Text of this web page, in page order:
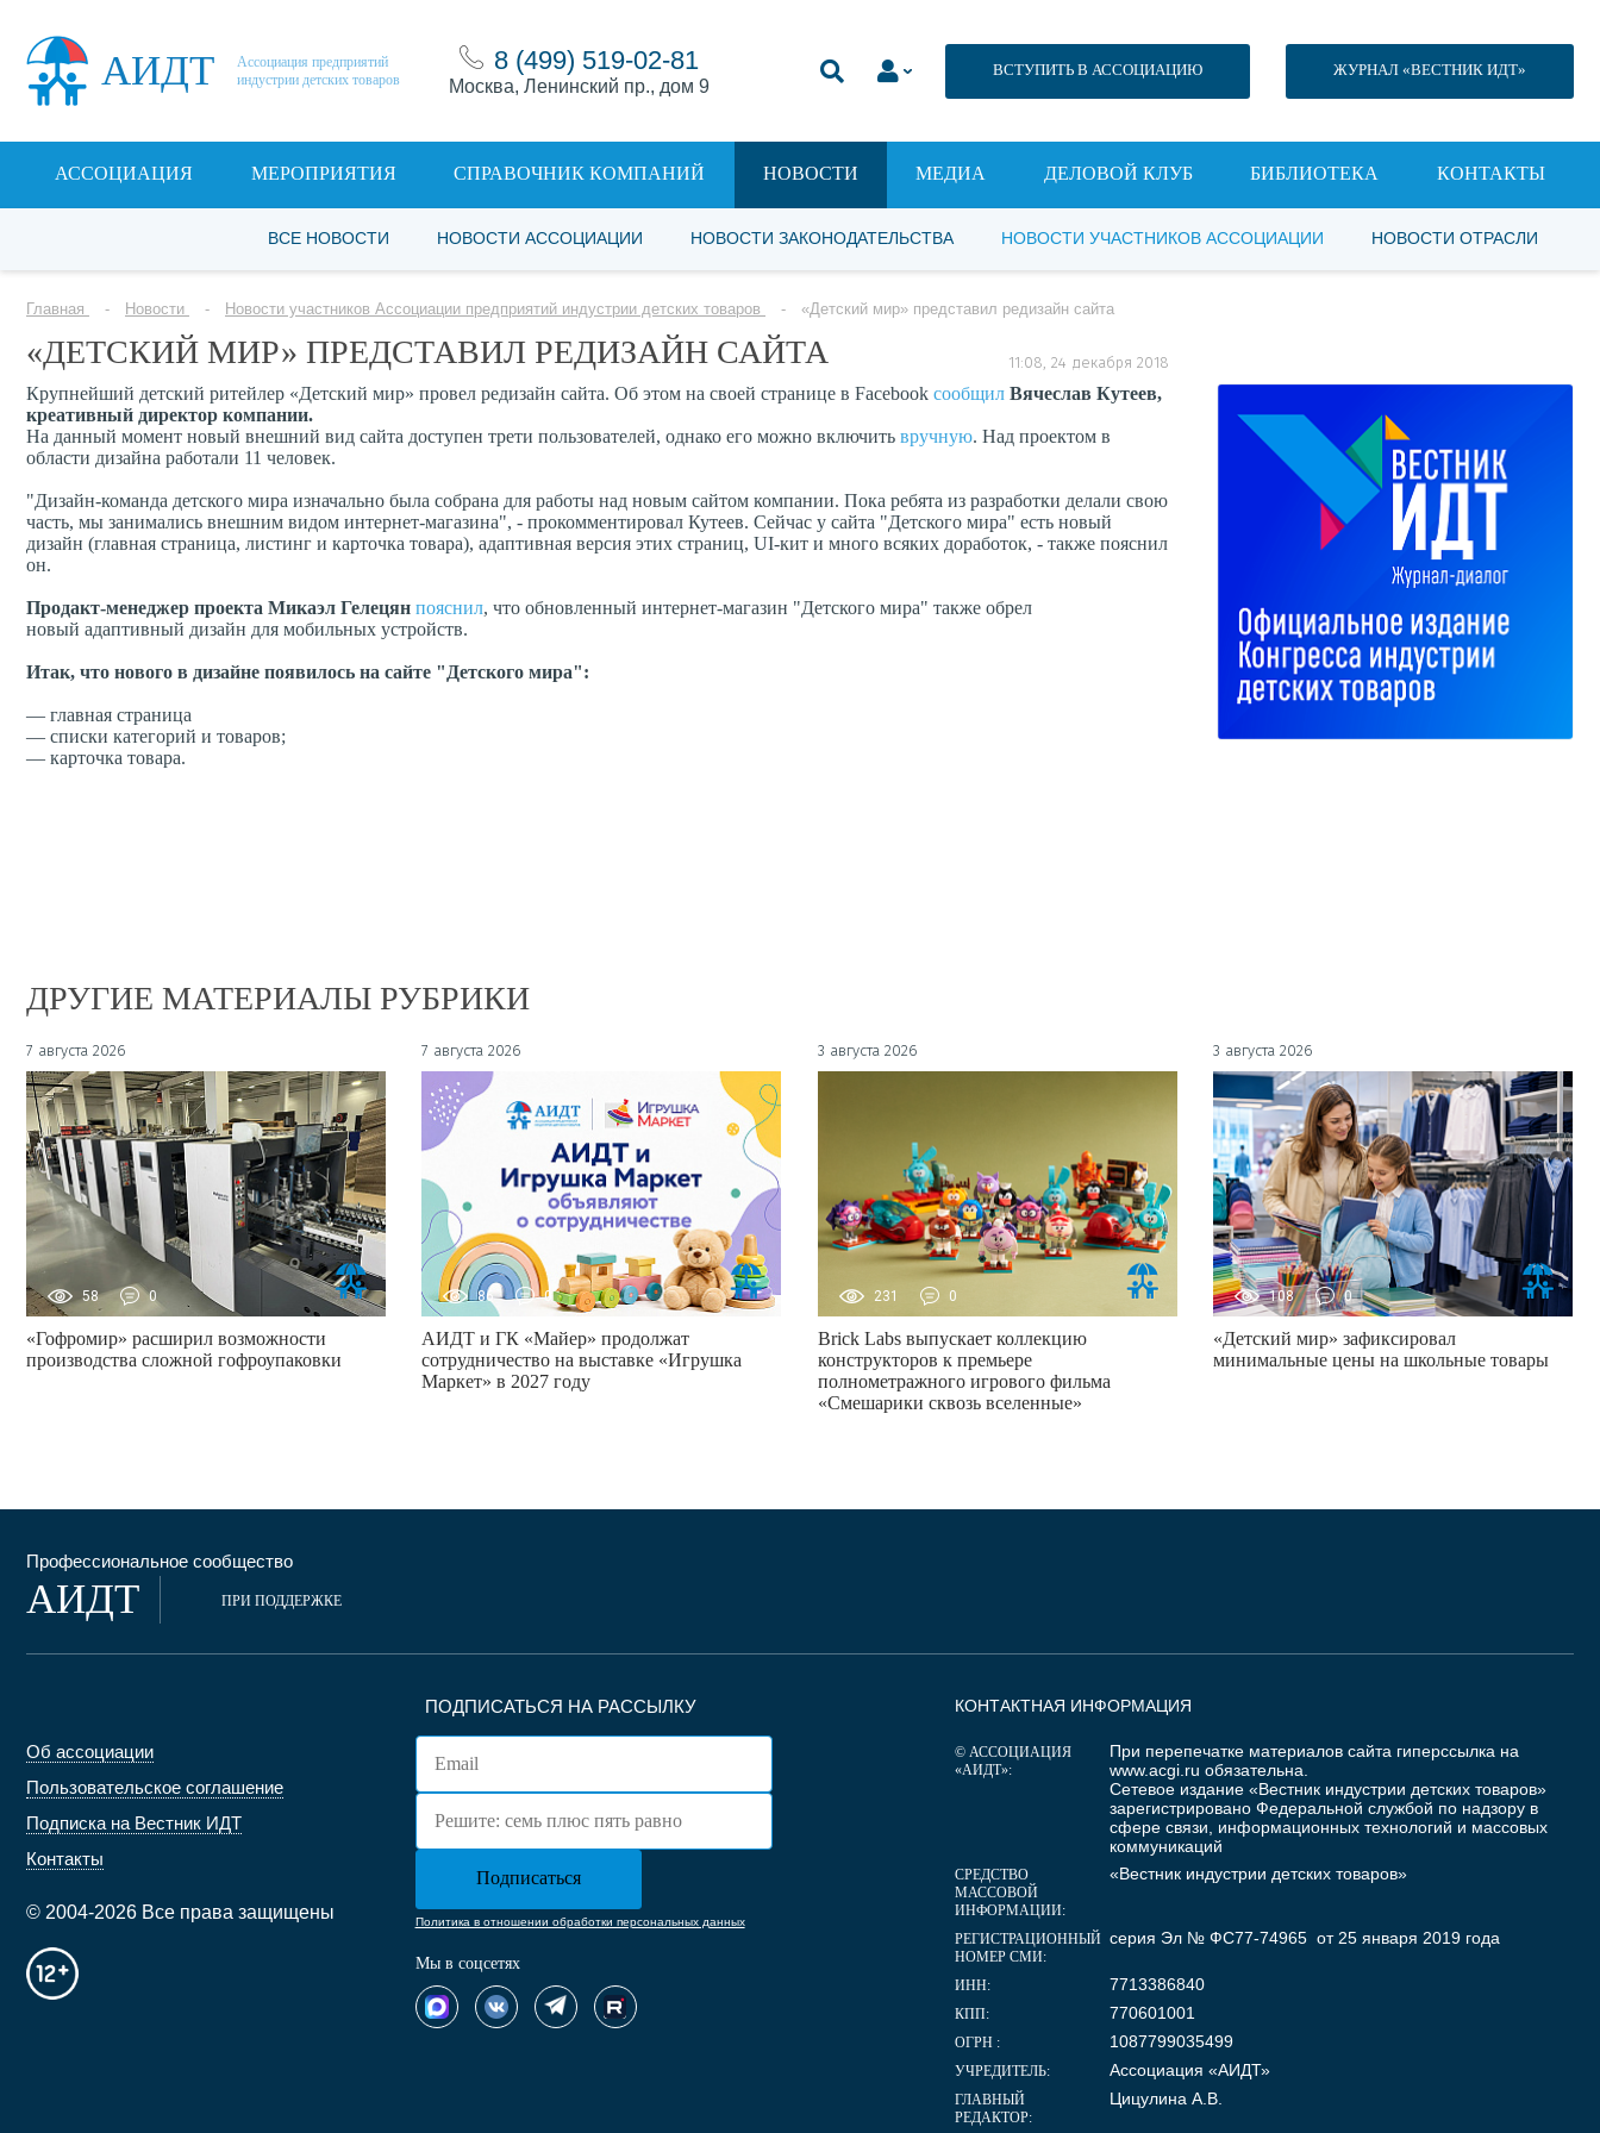
АИДТ
Ассоциация предприятий
индустрии детских товаров
8 (499) 519-02-81
Москва, Ленинский пр., дом 9
ВСТУПИТЬ В АССОЦИАЦИЮ ЖУРНАЛ «ВЕСТНИК ИДТ»
АССОЦИАЦИЯ МЕРОПРИЯТИЯ СПРАВОЧНИК КОМПАНИЙ НОВОСТИ МЕДИА ДЕЛОВОЙ КЛУБ БИБЛИОТЕКА КОНТАКТЫ
ВСЕ НОВОСТИ НОВОСТИ АССОЦИАЦИИ НОВОСТИ ЗАКОНОДАТЕЛЬСТВА НОВОСТИ УЧАСТНИКОВ АССОЦИАЦИИ НОВОСТИ ОТРАСЛИ
Главная Новости Новости участников Ассоциации предприятий индустрии детских товаров «Детский мир» представил редизайн сайта
«ДЕТСКИЙ МИР» ПРЕДСТАВИЛ РЕДИЗАЙН САЙТА 11:08, 24 декабря 2018
Крупнейший детский ритейлер «Детский мир» провел редизайн сайта. Об этом на своей странице в Facebook сообщил Вячеслав Кутеев,
креативный директор компании.
На данный момент новый внешний вид сайта доступен трети пользователей, однако его можно включить вручную. Над проектом в
области дизайна работали 11 человек.
"Дизайн-команда детского мира изначально была собрана для работы над новым сайтом компании. Пока ребята из разработки делали свою
часть, мы занимались внешним видом интернет-магазина", - прокомментировал Кутеев. Сейчас у сайта "Детского мира" есть новый
дизайн (главная страница, листинг и карточка товара), адаптивная версия этих страниц, UI-кит и много всяких доработок, - также пояснил
он.
Продакт-менеджер проекта Микаэл Гелецян пояснил, что обновленный интернет-магазин "Детского мира" также обрел
новый адаптивный дизайн для мобильных устройств.
Итак, что нового в дизайне появилось на сайте "Детского мира":
— главная страница
— списки категорий и товаров;
— карточка товара.
ДРУГИЕ МАТЕРИАЛЫ РУБРИКИ
7 августа 2026
58 0
«Гофромир» расширил возможности
производства сложной гофроупаковки
7 августа 2026
86 0
АИДТ и ГК «Майер» продолжат
сотрудничество на выставке «Игрушка
Маркет» в 2027 году
3 августа 2026
231 0
Brick Labs выпускает коллекцию
конструкторов к премьере
полнометражного игрового фильма
«Смешарики сквозь вселенные»
3 августа 2026
108 0
«Детский мир» зафиксировал
минимальные цены на школьные товары
Профессиональное сообщество
АИДТ ПРИ ПОДДЕРЖКЕ
Об ассоциации
Пользовательское соглашение
Подписка на Вестник ИДТ
Контакты
© 2004-2026 Все права защищены
ПОДПИСАТЬСЯ НА РАССЫЛКУ
Политика в отношении обработки персональных данных
Мы в соцсетях
КОНТАКТНАЯ ИНФОРМАЦИЯ
© АССОЦИАЦИЯ
«АИДТ»:
При перепечатке материалов сайта гиперссылка на
www.acgi.ru обязательна.
Сетевое издание «Вестник индустрии детских товаров»
зарегистрировано Федеральной службой по надзору в
сфере связи, информационных технологий и массовых
коммуникаций
СРЕДСТВО
МАССОВОЙ
ИНФОРМАЦИИ:
«Вестник индустрии детских товаров»
РЕГИСТРАЦИОННЫЙ
НОМЕР СМИ:
серия Эл № ФС77-74965 от 25 января 2019 года
ИНН: 7713386840
КПП: 770601001
ОГРН : 1087799035499
УЧРЕДИТЕЛЬ: Ассоциация «АИДТ»
ГЛАВНЫЙ
РЕДАКТОР:
Цицулина А.В.